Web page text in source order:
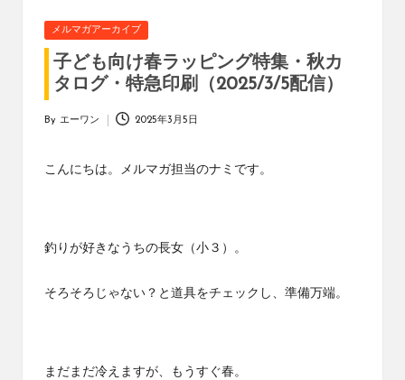
ど
エ
ー
ワ
コ
ム
売
販
売
の
式
ラ
Posted
in
メルマガアーカイブ
子ども向け春ラッピング特集・秋カ
タログ・特急印刷（2025/3/5配信）
Posted
By エーワン 2025年3月5日
こんにちは。メルマガ担当のナミです。
釣りが好きなうちの長女（小３）。
そろそろじゃない？と道具をチェックし、準備万端。
まだまだ冷えますが、もうすぐ春。